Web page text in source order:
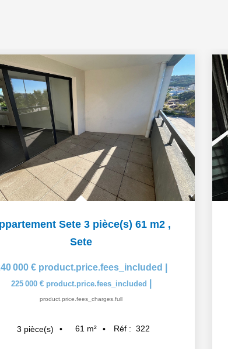
Sete 3 pièce(s) 61 m2 ,
Sete
000 € product.price.fees_included
225 000 € product.price.fees_included
product.price.fees_charges.full
3 pièce(s) 61 m² Réf : 322